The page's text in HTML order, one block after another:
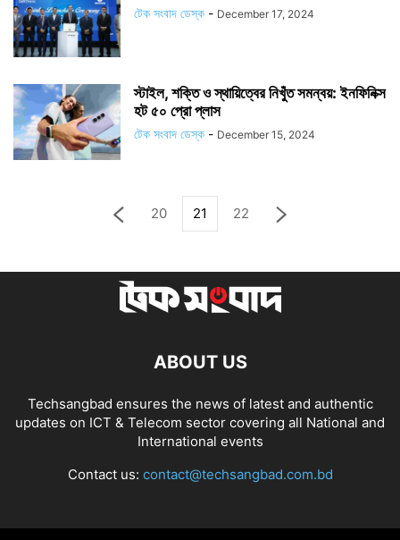
টেক সংবাদ ডেস্ক - December 17, 2024
স্টাইল, শক্তি ও স্থায়িত্বের নিখুঁত সমন্বয়: ইনফিনিক্স
হট ৫০ প্রো প্লাস
টেক সংবাদ ডেস্ক - December 15, 2024
20 21 22
ABOUT US
Techsangbad ensures the news of latest and authentic
updates on ICT & Telecom sector covering all National and
International events
Contact us: contact@techsangbad.com.bd